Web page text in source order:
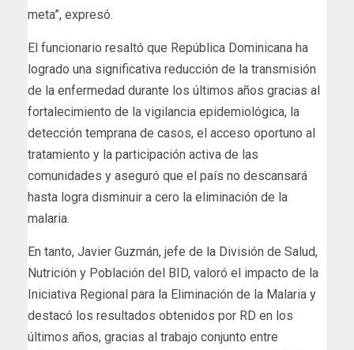
meta”, expresó.
El funcionario resaltó que República Dominicana ha
logrado una significativa reducción de la transmisión
de la enfermedad durante los últimos años gracias al
fortalecimiento de la vigilancia epidemiológica, la
detección temprana de casos, el acceso oportuno al
tratamiento y la participación activa de las
comunidades y aseguró que el país no descansará
hasta logra disminuir a cero la eliminación de la
malaria.
En tanto, Javier Guzmán, jefe de la División de Salud,
Nutrición y Población del BID, valoró el impacto de la
Iniciativa Regional para la Eliminación de la Malaria y
destacó los resultados obtenidos por RD en los
últimos años, gracias al trabajo conjunto entre